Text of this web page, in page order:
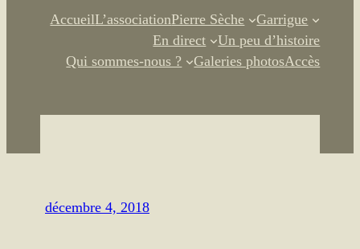
AccueilL’associationPierre Sèche
Garrigue
En direct
Un peu d’histoire
Qui sommes-nous ?
Galeries photosAccès
décembre 4, 2018